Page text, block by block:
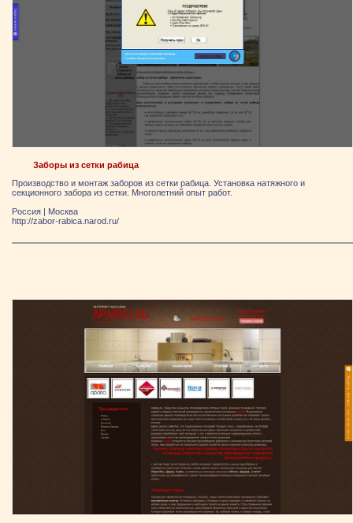
Заборы из сетки рабица
Производство и монтаж заборов из сетки рабица. Установка натяжного и
секционного забора из сетки. Многолетний опыт работ.
Россия | Москва
http://zabor-rabica.narod.ru/